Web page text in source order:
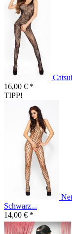
16,00 € *
TIPP!
Schwarz...
14,00 € *